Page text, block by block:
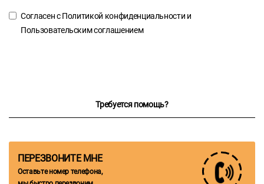
Согласен сПолитикой конфиденциальности и
Пользовательским соглашением
Требуется помощь?
ПЕРЕЗВОНИТЕ МНЕ
Оставьте номер телефона,